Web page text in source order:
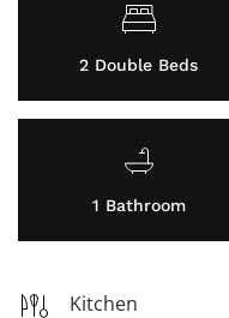
2 Double Beds
1 Bathroom
Kitchen